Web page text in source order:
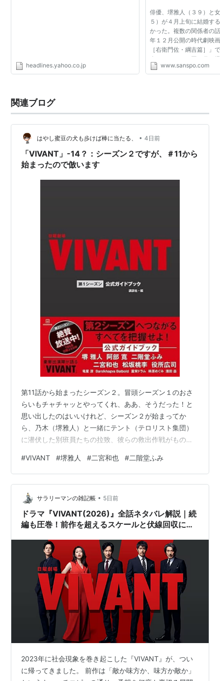
2011年 ツレがうつになりまして。 - 主演・郄崎幹
2012年 鍵泥棒のメソッド - 主演・桜井武史 役
2012年 その夜の侍 - 主演・中村健一 役
2012年 大奥〜永遠〜［右衛門佐・綱吉篇］ - 主
2013年 ひまわりと子犬の7日間 - 主演・神崎彰司
役
テレビドラマ
ハートにS「休刊日」（1995年8月21日、フジテレ
ビ）
TOKYO23区の女「葛飾区の女」（1996年8月、フジ
（1999年5月、日本テレビ） - 大空渉 役
女医（1999年7月 - 9月、読売テレビ）
国産ひな娘 第23話「絶体絶命 エピソード2」（1999
玩具の神様（1999年11月、NHK）
ない死体！」（2000年、テレビ朝日） - 交番巡査 役
安楽椅子探偵、再び（2000年5月、朝日放送） - 村
NHK朝の連続テレビ小説「オードリー」（2000年10
月 - 2001年3月、NHK） - 杉本英記 役
藤麦太 役
嫉妬の香り（2001年10月 - 12月、テレビ朝日） - 中
原テツシ 役
ガッコの先生 第5話（2001年11月、TBS） - 山岸俊
五瓣の椿（2001年11月 - 12月、NHK金曜時代劇） -
徳次郎 役
婚外恋愛（2002年1月 - 3月、テレビ朝日） - 主演・
湯浅拓也 役
ゴールデンボウル 第7話（2002年6月、日本テレ
ビ） - 太宰衛 役
山田太一ドラマスペシャル 「香港明星迷」（2002年
9月、テレビ東京）
スカイハイ 第1話（2003年1月、テレビ朝日） - 関川
勝 役
ひと夏のパパへ 第5話（2003年8月、TBS）- 石倉
新選組!（2004年、NHK） - 山南敬助 役
ウルトラQ dark fantasy 第17話（2004年7月、テレ
エンジン（2005年4月 - 6月、フジテレビ月9） - 鳥
居元一郎 役
headlines.yahoo.co.jp
俳優、堺雅人（３９）と
５）が４月上旬に結婚す
かった。複数の関係者の
年１２月公開の時代劇映
［右衛門佐・綱吉篇］」
会いとなった。同１月の
かれていた堺が熱烈にア
www.sanspo.com
関連ブログ
はやし蜜豆の犬も歩けば棒に当たる、 • 4日前
「VIVANT」-14？：シーズン２ですが、＃11から
始まったので倣います
第11話から始まったシーズン２。冒頭シーズン１のおさ
らいもチャチャッとやってくれ、ああ、そうだった！と
思い出したのはいいけれど、シーズン２が始まってか
ら、乃木（堺雅人）と一緒にテント（テロリスト集団）
に潜伏した別班員たちの拉致、彼らの救出作戦がものす
か正直追いついていない。 シーズン１が終わった時点で
気になっていた、ベキ（役所広司）は本当に息子の乃木
に殺されたのか、乃木と薫（二階堂ふみ）の思いが通じ
その後の展開は？バルカのノコル（二宮和也）が進める
レアアース、フローライト事業はどうなったのか？など
についてはほとんど尺が割かれない。というか、ベキ…
#VIVANT #堺雅人 #二宮和也 #二階堂ふみ
サラリーマンの雑記帳 • 5日前
ドラマ『VIVANT(2026)』全話ネタバレ解説｜続
編も圧巻！前作を超えるスケールと伏線回収に震
2023年に社会現象を巻き起こした『VIVANT』が、つい
に帰ってきました。 前作は「敵か味方か、味方か敵か」